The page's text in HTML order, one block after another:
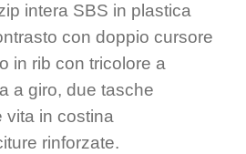
intera SBS in plastica
con doppio cursore
in rib con tricolore a
a giro, due tasche
vita in costina
rinforzate.